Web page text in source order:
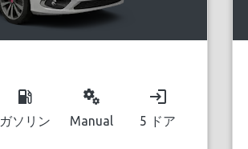
local_gas_station
ガソリン
miscellaneous_services
Manual
login
5 ドア